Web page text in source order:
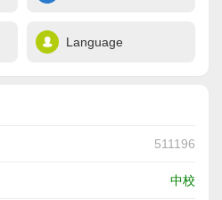
Language
511196
中校